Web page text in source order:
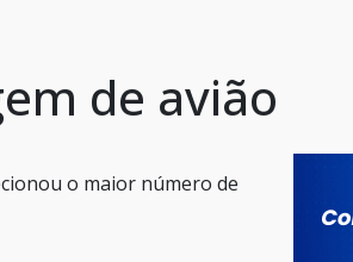
de avião
o maior número de